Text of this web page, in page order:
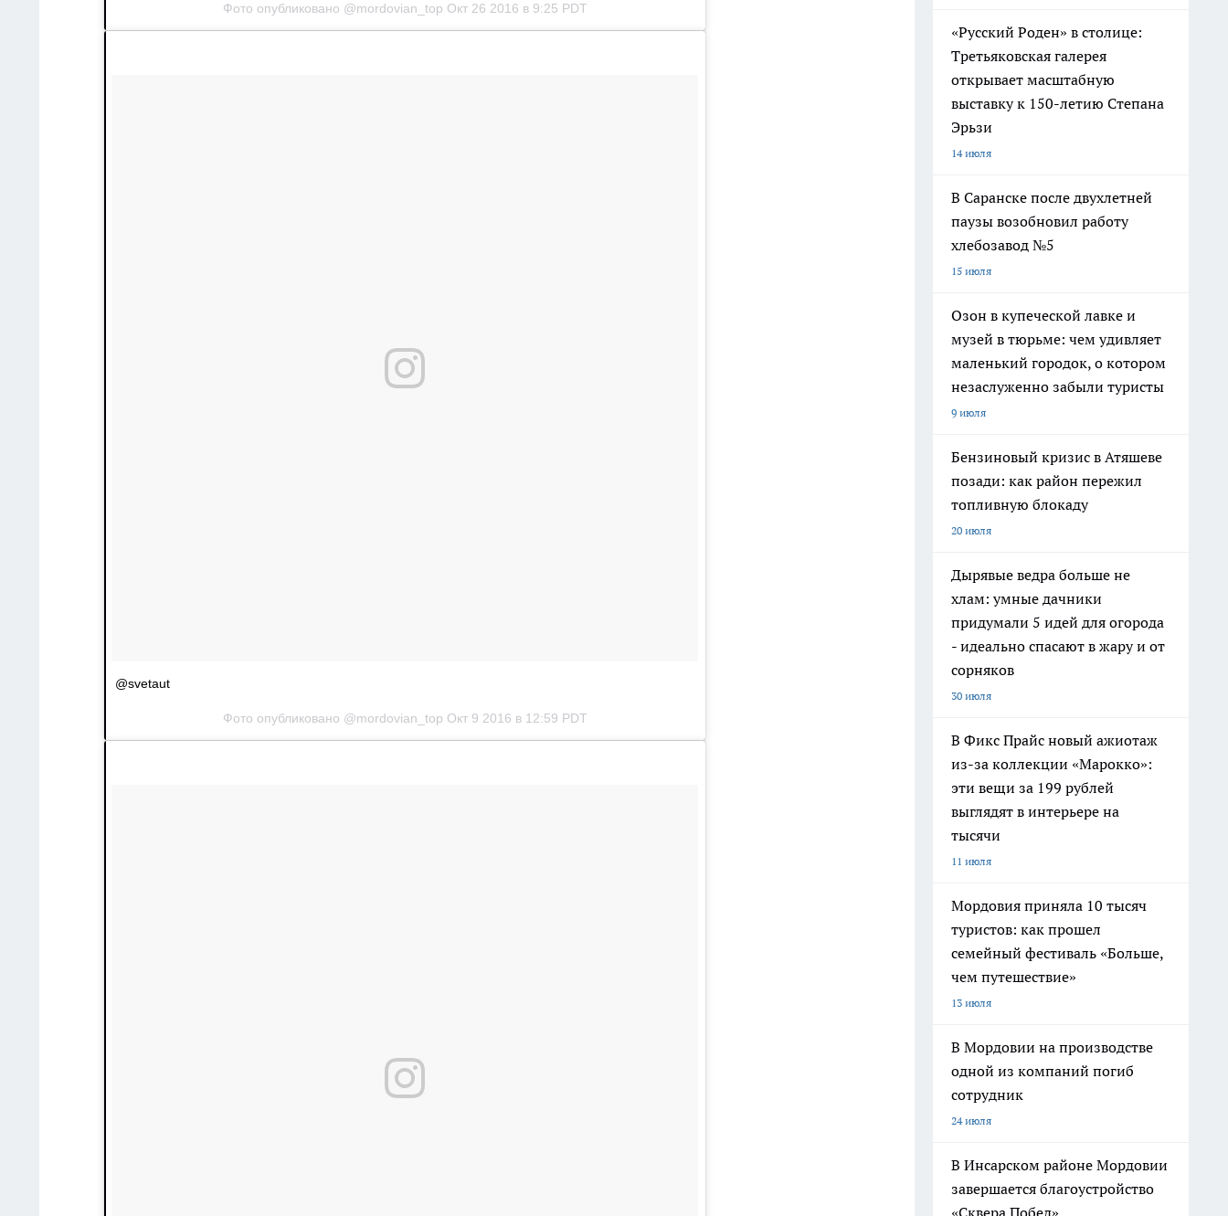
Фото опубликовано @mordovian_top Окт 26 2016 в 9:25 PDT
@svetaut
Фото опубликовано @mordovian_top Окт 9 2016 в 12:59 PDT
«Русский Роден» в столице:
Третьяковская галерея
открывает масштабную
выставку к 150-летию Степана
Эрьзи
14 июля
В Саранске после двухлетней
паузы возобновил работу
хлебозавод №5
15 июля
Озон в купеческой лавке и
музей в тюрьме: чем удивляет
маленький городок, о котором
незаслуженно забыли туристы
9 июля
Бензиновый кризис в Атяшеве
позади: как район пережил
топливную блокаду
20 июля
Дырявые ведра больше не
хлам: умные дачники
придумали 5 идей для огорода
- идеально спасают в жару и от
сорняков
30 июля
В Фикс Прайс новый ажиотаж
из-за коллекции «Марокко»:
эти вещи за 199 рублей
выглядят в интерьере на
тысячи
11 июля
Мордовия приняла 10 тысяч
туристов: как прошел
семейный фестиваль «Больше,
чем путешествие»
13 июля
В Мордовии на производстве
одной из компаний погиб
сотрудник
24 июля
В Инсарском районе Мордовии
завершается благоустройство
«Сквера Побед»